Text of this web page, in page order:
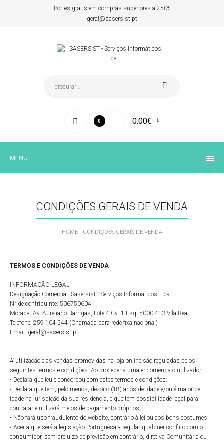
Portes grátis em compras superiores a 250€
geral@sasersist.pt
0 0.00€
MENU
CONDIÇÕES GERAIS DE VENDA
HOME CONDIÇÕES GERAIS DE VENDA
TERMOS E CONDIÇÕES DE VENDA
INFORMAÇÃO LEGAL
Designação Comercial: Sasersist - Serviços Informáticos, Lda
Nr de contribuinte: 506750604
Morada: Av. Aureliano Barrigas, Lote 4 Cv -1 Esq, 5000-413 Vila Real
Telefone: 259 104 544 (Chamada para rede fixa nacional)
Email: geral@sasersist.pt
A utilização e as vendas promovidas na loja online são reguladas pelos
seguintes termos e condições. Ao proceder a uma encomenda o utilizador:
• Declara que leu e concordou com estes termos e condições;
• Declara que tem, pelo menos, dezoito (18) anos de idade e/ou é maior de
idade na jurisdição da sua residência, e que tem possibilidade legal para
contratar e utilizará meios de pagamento próprios;
• Não fará uso fraudulento do website, contrário à lei ou aos bons costumes;
• Aceita que será a legislação Portuguesa a regular qualquer conflito com o
consumidor, sem prejuízo de previsão em contrário, diretiva Comunitária ou